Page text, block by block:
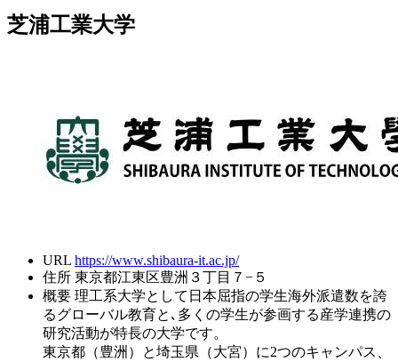
芝浦工業大学
URL https://www.shibaura-it.ac.jp/
住所 東京都江東区豊洲３丁目７−５
概要 理工系大学として日本屈指の学生海外派遣数を誇
るグローバル教育と､多くの学生が参画する産学連携の
研究活動が特長の大学です。
東京都（豊洲）と埼玉県（大宮）に2つのキャンパス、